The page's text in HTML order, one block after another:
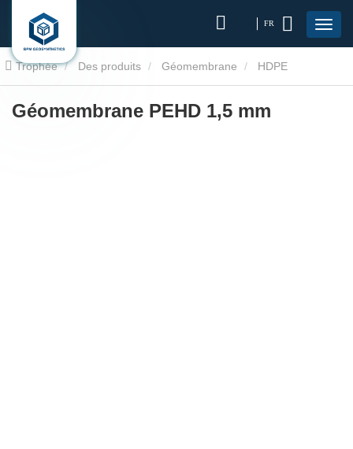
FR
Trophée Des produits Géomembrane HDPE
géomembranaire Géomembrane PEHD 1,5 mm
Géomembrane PEHD 1,5 mm